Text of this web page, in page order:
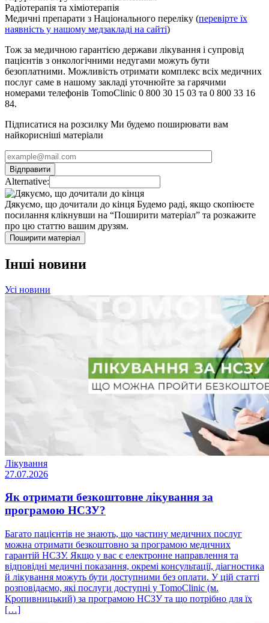
Радіотерапія та хіміотерапія
Медичні препарати з Національного переліку (перевірте їх
наявність у нашому медзакладі на сайті)
Тож за медичною гарантією держави лікування і супровід
пацієнтів з онкологічними недугами можуть бути
безоплатними. Можливість отримати комплекс всіх медичних
послуг саме в нашому закладі уточнюйте за гарячими
номерами телефонів TomoClinic 0 800 30 15 03 та 0 800 33 16
84.
Підписатися на розсилку Ми будемо поширювати вам
найкорисніші матеріали
Alternative:
Дякуємо, що дочитали до кінця Будемо раді, якщо скопіюєте
посилання клікнувши на “Поширити матеріал” та розкажите
про цю статтю вашим друзям.
Поширити матеріал
Інші новини
Усі новини
Лікування
27.07.2026
Як отримати безкоштовне лікування за
програмою НСЗУ?
Багато пацієнтів не знають, що частину медичних послуг
можна отримати безкоштовно за програмою медичних
гарантій НСЗУ. Якщо у вас є електронне направлення та
відповідні медичні показання, окремі консультації, діагностика
й лікування можуть бути доступними без оплати. У цій статті
розповідаємо, які послуги доступні у TomoClinic (м.
Кропивницький) за програмою НСЗУ та що потрібно для їх
[…]